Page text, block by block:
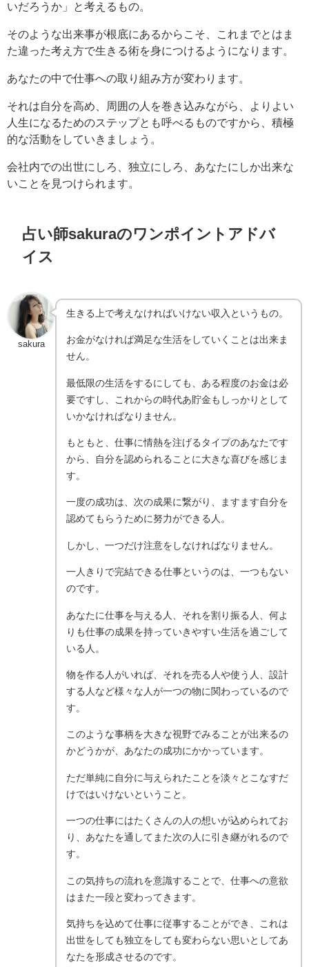
いだろうか」と考えるもの。
そのような出来事が根底にあるからこそ、これまでとはま
た違った考え方で生きる術を身につけるようになります。
あなたの中で仕事への取り組み方が変わります。
それは自分を高め、周囲の人を巻き込みながら、よりよい
人生になるためのステップとも呼べるものですから、積極
的な活動をしていきましょう。
会社内での出世にしろ、独立にしろ、あなたにしか出来な
いことを見つけられます。
占い師sakuraのワンポイントアドバ
イス
sakura
生きる上で考えなければいけない収入というもの。
お金がなければ満足な生活をしていくことは出来ま
せん。
最低限の生活をするにしても、ある程度のお金は必
要ですし、これからの時代あ貯金もしっかりとして
いかなければなりません。
もともと、仕事に情熱を注げるタイプのあなたです
から、自分を認められることに大きな喜びを感じま
す。
一度の成功は、次の成果に繋がり、ますます自分を
認めてもらうために努力ができる人。
しかし、一つだけ注意をしなければなりません。
一人きりで完結できる仕事というのは、一つもない
のです。
あなたに仕事を与える人、それを割り振る人、何よ
りも仕事の成果を持っていきやすい生活を過ごして
いる人。
物を作る人がいれば、それを売る人や使う人、設計
する人など様々な人が一つの物に関わっているので
す。
このような事柄を大きな視野でみることが出来るの
かどうかが、あなたの成功にかかっています。
ただ単純に自分に与えられたことを淡々とこなすだ
けではいけないということ。
一つの仕事にはたくさんの人の想いが込められてお
り、あなたを通してまた次の人に引き継がれるので
す。
この気持ちの流れを意識することで、仕事への意欲
はまた一段と変わってきます。
気持ちを込めて仕事に従事することができ、これは
出世をしても独立をしても変わらない思いとしてあ
なたを形成させるのです。